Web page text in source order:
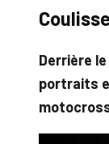
Derrière
portraits